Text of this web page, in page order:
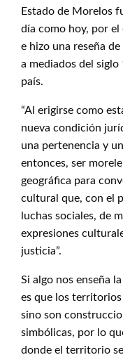
Estado de Morelos
día como hoy, por
e hizo una reseña
a mediados del
país.
“Al erigirse como
nueva condición
una pertenencia y
entonces, ser
geográfica para
cultural que, con el
luchas sociales, de
expresiones
justicia”.
Si algo nos enseña
es que los territorios
sino son
simbólicas, por lo
donde el territorio